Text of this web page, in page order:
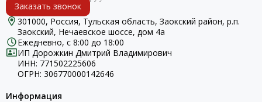
Заказать звонок
301000, Россия, Тульская область, Заокский район, р.п.
Заокский, Нечаевское шоссе, дом 4а
Ежедневно, с 8:00 до 18:00
ИП Дорожкин Дмитрий Владимирович
ИНН: 771502225606
ОГРН: 306770000142646
Информация